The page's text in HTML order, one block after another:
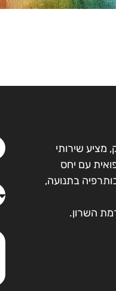
מציע שירותי
עם יחס
בתנועה,
השרון.